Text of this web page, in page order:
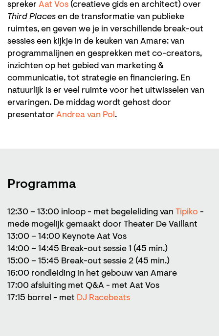
spreker Aat Vos (creatieve gids en architect) over
Third Places en de transformatie van publieke
ruimtes, en geven we je in verschillende break-out
sessies een kijkje in de keuken van Amare: van
programmalijnen en gesprekken met co-creators,
inzichten op het gebied van marketing &
communicatie, tot strategie en financiering. En
natuurlijk is er veel ruimte voor het uitwisselen van
ervaringen. De middag wordt gehost door
presentator Andrea van Pol.
Programma
12:30 – 13:00 inloop - met begeleliding van Tipiko -
mede mogelijk gemaakt door Theater De Vaillant
13:00 – 14:00 Keynote Aat Vos
14:00 – 14:45 Break-out sessie 1 (45 min.)
15:00 – 15:45 Break-out sessie 2 (45 min.)
16:00 rondleiding in het gebouw van Amare
17:00 afsluiting met Q&A - met Aat Vos
17:15 borrel - met DJ Racebeats